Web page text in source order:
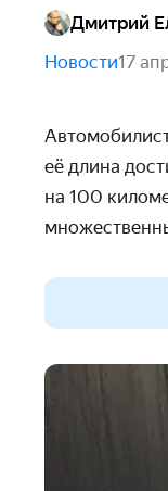
Дмитрий
Новости17
её длина
на 100